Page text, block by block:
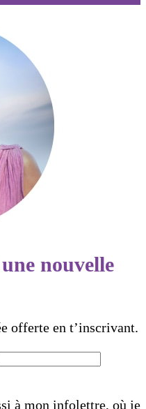
nouvelle
offerte en t’inscrivant.
à mon infolettre, où je